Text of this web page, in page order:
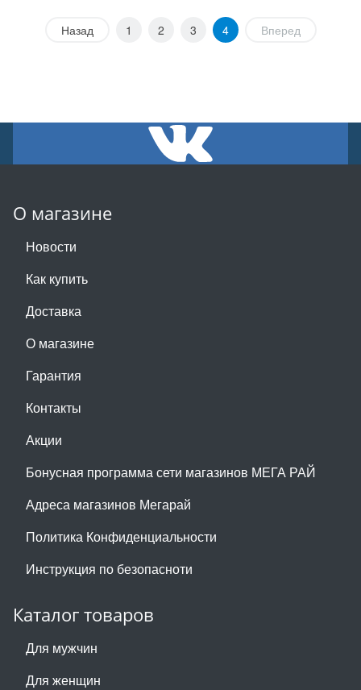
Назад 1 2 3 4 Вперед
О магазине
Новости
Как купить
Доставка
О магазине
Гарантия
Контакты
Акции
Бонусная программа сети магазинов МЕГА РАЙ
Адреса магазинов Мегарай
Политика Конфиденциальности
Инструкция по безопасноти
Каталог товаров
Для мужчин
Для женщин